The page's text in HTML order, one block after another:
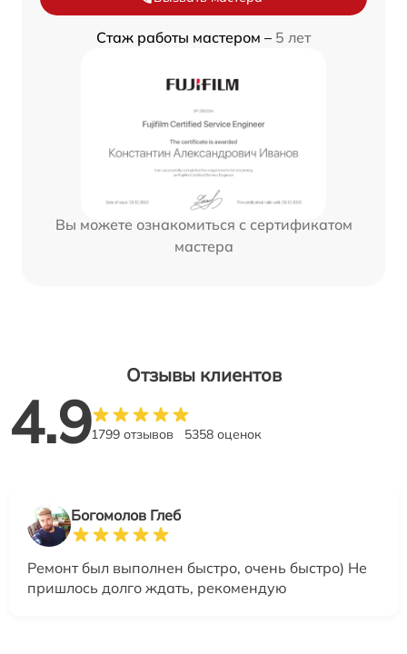
Стаж работы мастером – 5 лет
Вы можете ознакомиться с сертификатом
мастера
Отзывы клиентов
4.91799 отзывов 5358 оценок
Богомолов Глеб
Ремонт был выполнен быстро, очень быстро) Не
пришлось долго ждать, рекомендую